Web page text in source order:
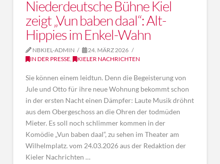
Niederdeutsche Bühne Kiel
zeigt „Vun baben daal“: Alt-
Hippies im Enkel-Wahn
NBKIEL-ADMIN
24. MÄRZ 2026
IN DER PRESSE, KIELER NACHRICHTEN
Sie können einem leidtun. Denn die Begeisterung von
Jule und Otto für ihre neue Wohnung bekommt schon
in der ersten Nacht einen Dämpfer: Laute Musik dröhnt
aus dem Obergeschoss an die Ohren der todmüden
Mieter. Es soll noch schlimmer kommen in der
Komödie „Vun baben daal“, zu sehen im Theater am
Wilhelmplatz. vom 24.03.2026 aus der Redaktion der
Kieler Nachrichten …